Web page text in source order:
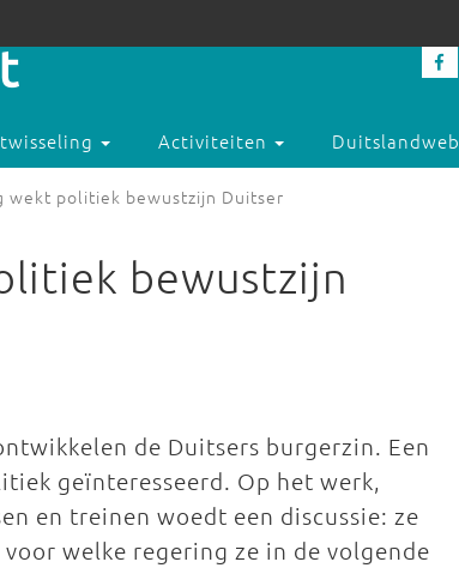
Activiteiten Duitslandweb
wekt politiek bewustzijn Duitser
bewustzijn
de Duitsers burgerzin. Een
geïnteresseerd. Op het werk,
en treinen woedt een discussie: ze
welke regering ze in de volgende